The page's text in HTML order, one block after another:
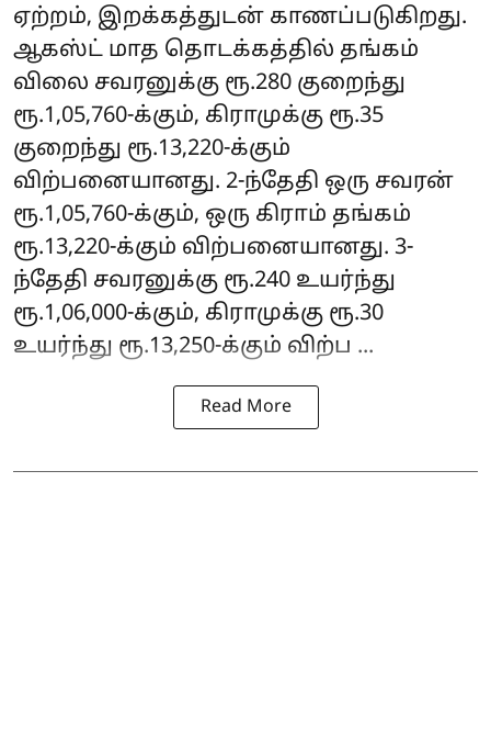
ஏற்றம், இறக்கத்துடன் காணப்படுகிறது.
ஆகஸ்ட் மாத தொடக்கத்தில் தங்கம்
விலை சவரனுக்கு ரூ.280 குறைந்து
ரூ.1,05,760-க்கும், கிராமுக்கு ரூ.35
குறைந்து ரூ.13,220-க்கும்
விற்பனையானது. 2-ந்தேதி ஒரு சவரன்
ரூ.1,05,760-க்கும், ஒரு கிராம் தங்கம்
ரூ.13,220-க்கும் விற்பனையானது. 3-
ந்தேதி சவரனுக்கு ரூ.240 உயர்ந்து
ரூ.1,06,000-க்கும், கிராமுக்கு ரூ.30
உயர்ந்து ரூ.13,250-க்கும் விற்ப ...
Read More